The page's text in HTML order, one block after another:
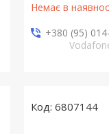
Немає в
+380 (95)
6807144